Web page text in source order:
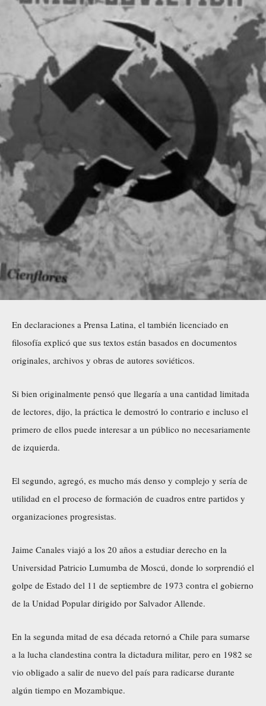
En declaraciones a Prensa Latina, el también licenciado en
filosofía explicó que sus textos están basados en documentos
originales, archivos y obras de autores soviéticos.
Si bien originalmente pensó que llegaría a una cantidad limitada
de lectores, dijo, la práctica le demostró lo contrario e incluso el
primero de ellos puede interesar a un público no necesariamente
de izquierda.
El segundo, agregó, es mucho más denso y complejo y sería de
utilidad en el proceso de formación de cuadros entre partidos y
organizaciones progresistas.
Jaime Canales viajó a los 20 años a estudiar derecho en la
Universidad Patricio Lumumba de Moscú, donde lo sorprendió el
golpe de Estado del 11 de septiembre de 1973 contra el gobierno
de la Unidad Popular dirigido por Salvador Allende.
En la segunda mitad de esa década retornó a Chile para sumarse
a la lucha clandestina contra la dictadura militar, pero en 1982 se
vio obligado a salir de nuevo del país para radicarse durante
algún tiempo en Mozambique.